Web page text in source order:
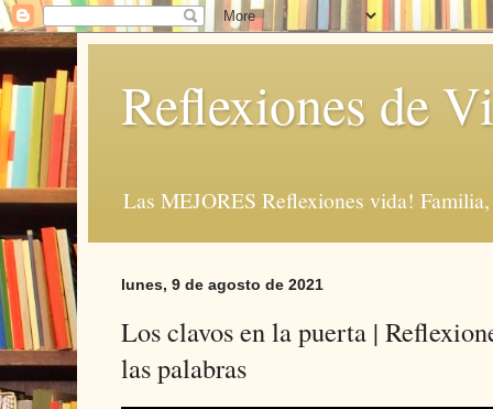
Reflexiones de
Las MEJORES Reflexiones vida!
lunes, 9 de agosto de 2021
Los clavos en la puerta |
las palabras